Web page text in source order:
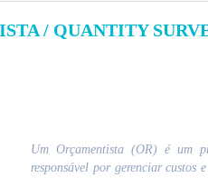
/ QUANTITY
Um Orçamentista (OR) é um
responsável por gerenciar